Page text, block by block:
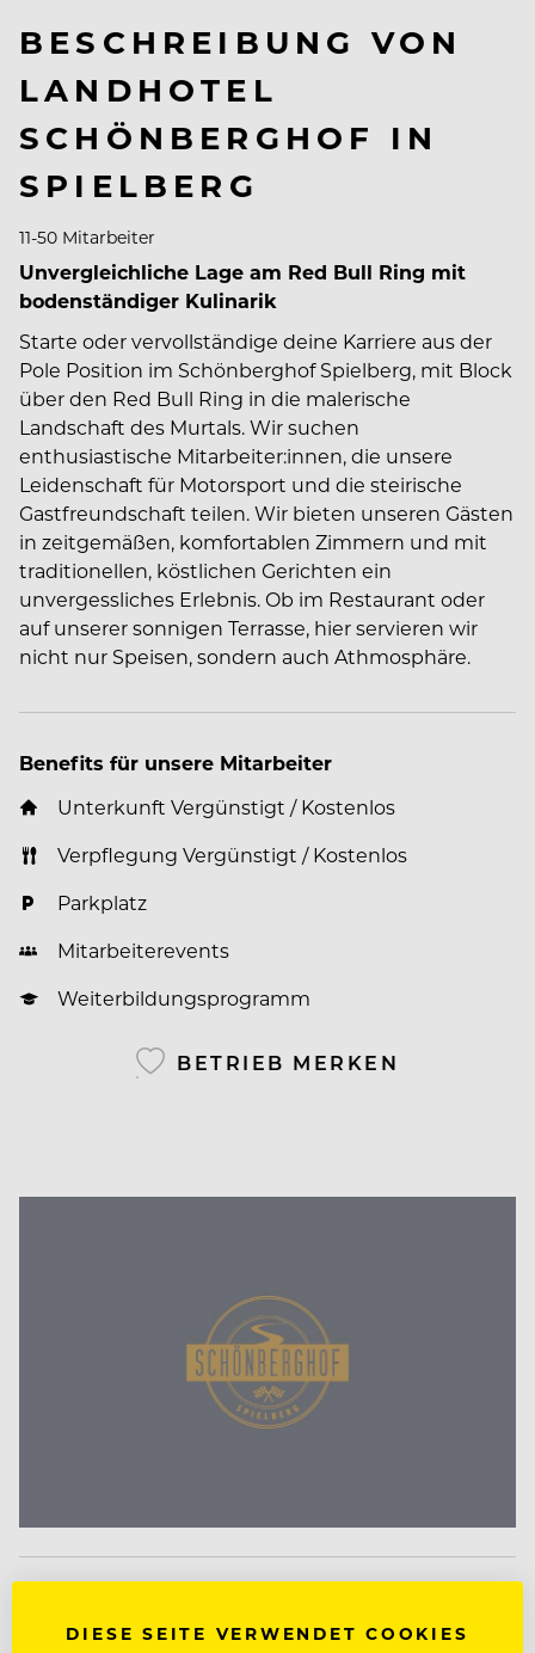
BESCHREIBUNG VON
LANDHOTEL
SCHÖNBERGHOF IN
SPIELBERG
11-50 Mitarbeiter
Unvergleichliche Lage am Red Bull Ring mit
bodenständiger Kulinarik
Starte oder vervollständige deine Karriere aus der
Pole Position im Schönberghof Spielberg, mit Block
über den Red Bull Ring in die malerische
Landschaft des Murtals. Wir suchen
enthusiastische Mitarbeiter:innen, die unsere
Leidenschaft für Motorsport und die steirische
Gastfreundschaft teilen. Wir bieten unseren Gästen
in zeitgemäßen, komfortablen Zimmern und mit
traditionellen, köstlichen Gerichten ein
unvergessliches Erlebnis. Ob im Restaurant oder
auf unserer sonnigen Terrasse, hier servieren wir
nicht nur Speisen, sondern auch Athmosphäre.
Benefits für unsere Mitarbeiter
Unterkunft Vergünstigt / Kostenlos
Verpflegung Vergünstigt / Kostenlos
Parkplatz
Mitarbeiterevents
Weiterbildungsprogramm
BETRIEB MERKEN
DIESE SEITE VERWENDET COOKIES